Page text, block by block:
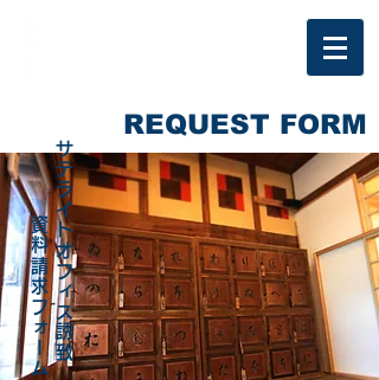
REQUEST FORM
​資料請求フォーム​サテライトオフィス誘致